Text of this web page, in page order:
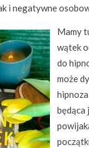
i negatywne
Mamy
wątek
do
może
będąca